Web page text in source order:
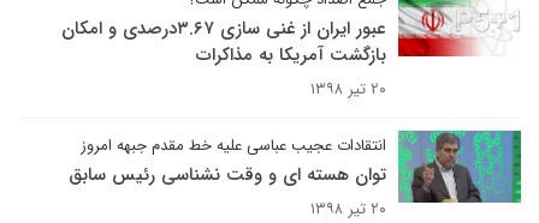
عبور ایران از غنی سازی ۳.۶۷درصدی و امکان
بازگشت آمریکا به مذاکرات
۲۰ تیر ۱۳۹۸
انتقادات عجیب عباسی علیه خط مقدم جبهه امروز
توان هسته ای و وقت نشناسی رئیس سابق
۲۰ تیر ۱۳۹۸